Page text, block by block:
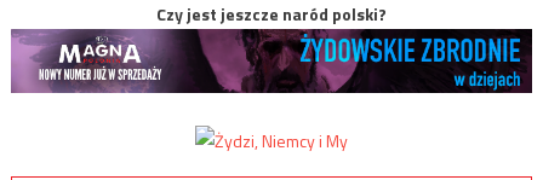
Czy jest jeszcze naród polski?